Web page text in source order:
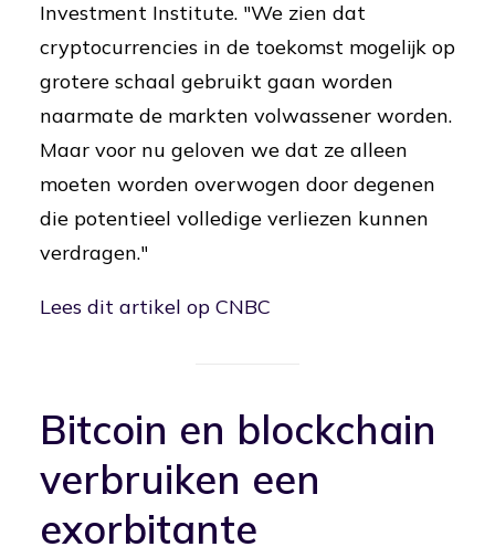
Investment Institute. "We zien dat
cryptocurrencies in de toekomst mogelijk op
grotere schaal gebruikt gaan worden
naarmate de markten volwassener worden.
Maar voor nu geloven we dat ze alleen
moeten worden overwogen door degenen
die potentieel volledige verliezen kunnen
verdragen."
Lees dit artikel op CNBC
Bitcoin en blockchain
verbruiken een
exorbitante